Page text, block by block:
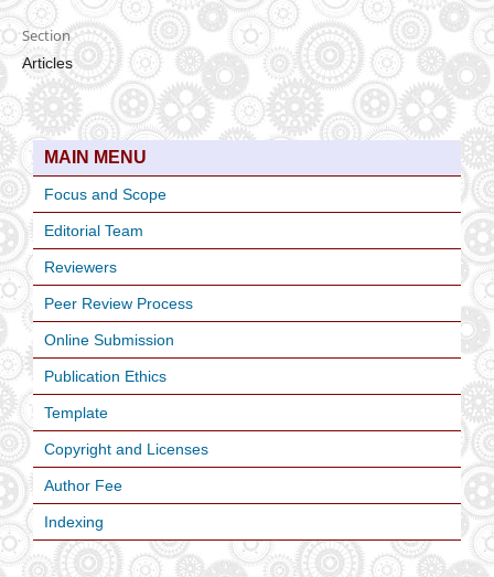
Section
Articles
MAIN MENU
Focus and Scope
Editorial Team
Reviewers
Peer Review Process
Online Submission
Publication Ethics
Template
Copyright and Licenses
Author Fee
Indexing